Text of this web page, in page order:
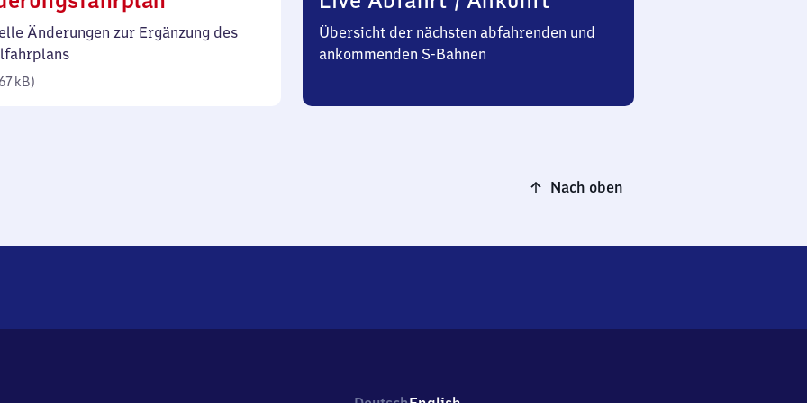
67
Änderungen zur Ergänzung des
kB)
Übersicht der nächsten abfahrenden und
ankommenden S-Bahnen
Nach oben